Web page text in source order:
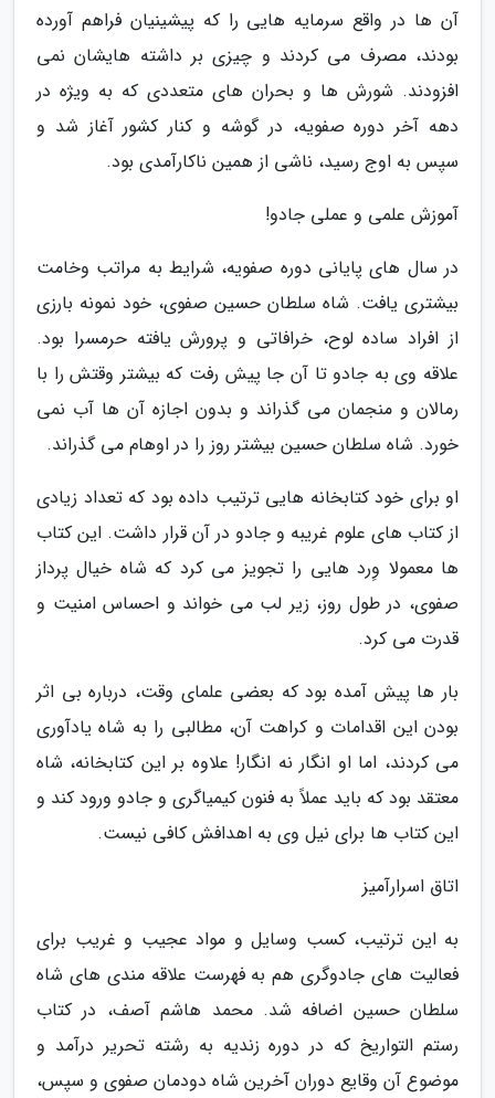
آن ها در واقع سرمایه هایی را که پیشینیان فراهم آورده
بودند، مصرف می کردند و چیزی بر داشته هایشان نمی
افزودند. شورش ها و بحران های متعددی که به ویژه در
دهه آخر دوره صفویه، در گوشه و کنار کشور آغاز شد و
سپس به اوج رسید، ناشی از همین ناکارآمدی بود.
آموزش علمی و عملی جادو!
در سال های پایانی دوره صفویه، شرایط به مراتب وخامت
بیشتری یافت. شاه سلطان حسین صفوی، خود نمونه بارزی
از افراد ساده لوح، خرافاتی و پرورش یافته حرمسرا بود.
علاقه وی به جادو تا آن جا پیش رفت که بیشتر وقتش را با
رمالان و منجمان می گذراند و بدون اجازه آن ها آب نمی
خورد. شاه سلطان حسین بیشتر روز را در اوهام می گذراند.
او برای خود کتابخانه هایی ترتیب داده بود که تعداد زیادی
از کتاب های علوم غریبه و جادو در آن قرار داشت. این کتاب
ها معمولا وِرد هایی را تجویز می کرد که شاه خیال پرداز
صفوی، در طول روز، زیر لب می خواند و احساس امنیت و
قدرت می کرد.
بار ها پیش آمده بود که بعضی علمای وقت، درباره بی اثر
بودن این اقدامات و کراهت آن، مطالبی را به شاه یادآوری
می کردند، اما او انگار نه انگار! علاوه بر این کتابخانه، شاه
معتقد بود که باید عملاً به فنون کیمیاگری و جادو ورود کند و
این کتاب ها برای نیل وی به اهدافش کافی نیست.
اتاق اسرارآمیز
به این ترتیب، کسب وسایل و مواد عجیب و غریب برای
فعالیت های جادوگری هم به فهرست علاقه مندی های شاه
سلطان حسین اضافه شد. محمد هاشم آصف، در کتاب
رستم التواریخ که در دوره زندیه به رشته تحریر درآمد و
موضوع آن وقایع دوران آخرین شاه دودمان صفوی و سپس،